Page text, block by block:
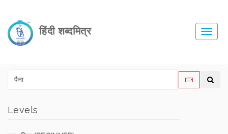
हिंदी शब्दमित्र
Levels